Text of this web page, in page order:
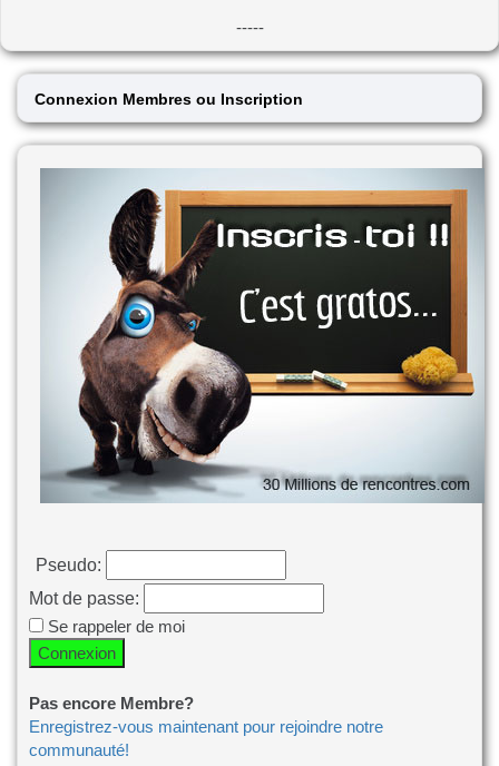
-----
Connexion Membres ou Inscription
Pseudo:
Mot de passe:
Se rappeler de moi
Pas encore Membre?
Enregistrez-vous maintenant pour rejoindre notre
communauté!